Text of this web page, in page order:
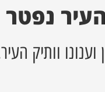
נפטר
וותיק